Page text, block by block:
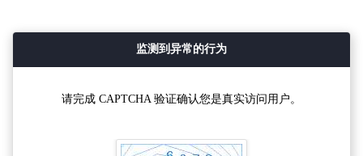
监测到异常的行为
请完成 CAPTCHA 验证确认您是真实访问用户。